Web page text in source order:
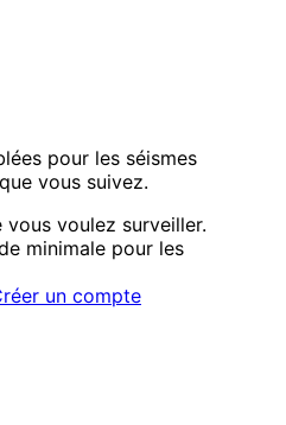
pour les séismes
vous suivez.
vous voulez surveiller.
minimale pour les
un compte